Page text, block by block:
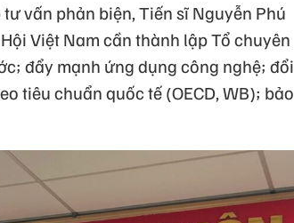
vấn phản biện, Tiến sĩ Nguyễn Phú
Việt Nam cần thành lập Tổ chuyên
đẩy mạnh ứng dụng công nghệ; đổi
tiêu chuẩn quốc tế (OECD, WB); bảo